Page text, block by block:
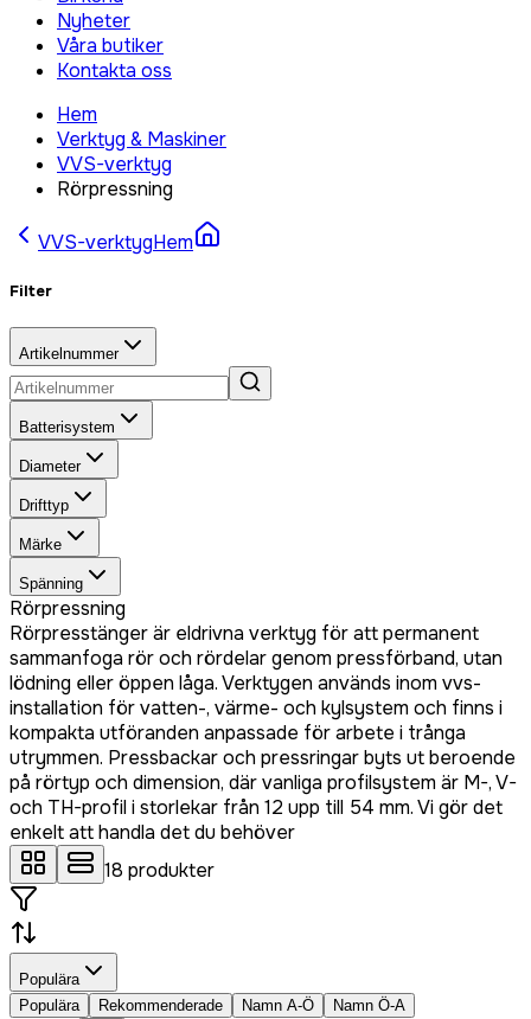
Nyheter
Våra butiker
Kontakta oss
Hem
Verktyg & Maskiner
VVS-verktyg
Rörpressning
VVS-verktygHem
Filter
Artikelnummer
Batterisystem
Diameter
Drifttyp
Märke
Spänning
Rörpressning
Rörpresstänger är eldrivna verktyg för att permanent
sammanfoga rör och rördelar genom pressförband, utan
lödning eller öppen låga. Verktygen används inom vvs-
installation för vatten-, värme- och kylsystem och finns i
kompakta utföranden anpassade för arbete i trånga
utrymmen. Pressbackar och pressringar byts ut beroende
på rörtyp och dimension, där vanliga profilsystem är M-, V-
och TH-profil i storlekar från 12 upp till 54 mm. Vi gör det
enkelt att handla det du behöver
18 produkter
Populära
Populära
Rekommenderade Namn A-Ö Namn Ö-A